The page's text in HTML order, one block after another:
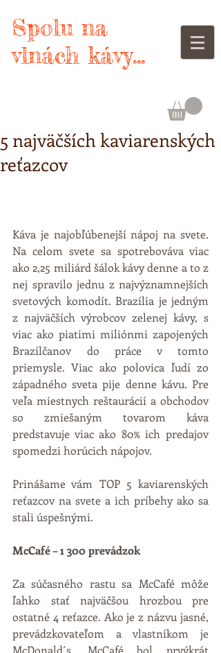
Spolu na
vlnách kávy...
5 najväčších kaviarenských
reťazcov
Káva je najobľúbenejší nápoj na svete.
Na celom svete sa spotrebováva viac
ako 2,25 miliárd šálok kávy denne a to z
nej spravilo jednu z najvýznamnejších
svetových komodít. Brazília je jedným
z najväčších výrobcov zelenej kávy, s
viac ako piatimi miliónmi zapojených
Brazílčanov do práce v tomto
priemysle. Viac ako polovica ľudí zo
západného sveta pije denne kávu. Pre
veľa miestnych reštaurácií a obchodov
so zmiešaným tovarom káva
predstavuje viac ako 80% ich predajov
spomedzi horúcich nápojov.
Prinášame vám TOP 5 kaviarenských
reťazcov na svete a ich príbehy ako sa
stali úspešnými.
McCafé – 1 300 prevádzok
Za súčasného rastu sa McCafé môže
ľahko stať najväčšou hrozbou pre
ostatné 4 reťazce. Ako je z názvu jasné,
prevádzkovateľom a vlastníkom je
McDonald´s. McCafé bol prvýkrát